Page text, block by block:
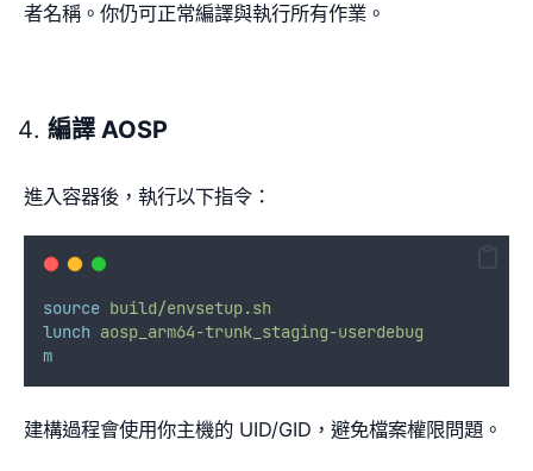
者名稱。你仍可正常編譯與執行所有作業。
編譯 AOSP
進入容器後，執行以下指令：
source build/envsetup.sh
lunch aosp_arm64-trunk_staging-userdebug
m
建構過程會使用你主機的 UID/GID，避免檔案權限問題。